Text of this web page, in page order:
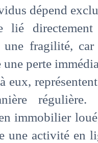
dépend
lié
une fragilité,
perte
eux,
immobilier
une activité en